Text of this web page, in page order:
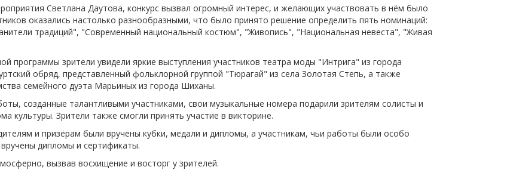
Светлана Даутова, конкурс вызвал огромный интерес, и желающих участвовать в нём было
оказались настолько разнообразными, что было принято решение определить пять номинаций:
традиций", "Современный национальный костюм", "Живопись", "Национальная невеста", "Живая
программы зрители увидели яркие выступления участников театра моды "Интрига" из города
обряд, представленный фольклорной группой "Тюрагай" из села Золотая Степь, а также
семейного дуэта Марьиных из города Шиханы.
созданные талантливыми участниками, свои музыкальные номера подарили зрителям солисты и
культуры. Зрители также смогли принять участие в викторине.
и призёрам были вручены кубки, медали и дипломы, а участникам, чьи работы были особо
дипломы и сертификаты.
вызвав восхищение и восторг у зрителей.